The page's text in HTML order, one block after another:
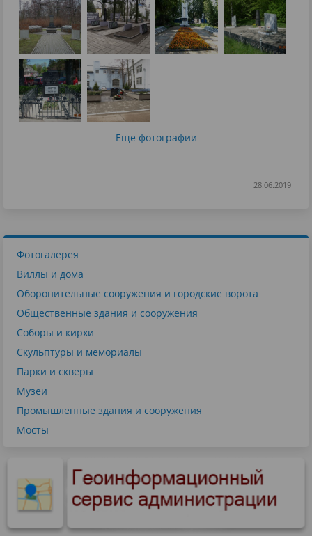
Еще фотографии
28.06.2019
Фотогалерея
Виллы и дома
Оборонительные сооружения и городские ворота
Общественные здания и сооружения
Соборы и кирхи
Скульптуры и мемориалы
Парки и скверы
Музеи
Промышленные здания и сооружения
Мосты